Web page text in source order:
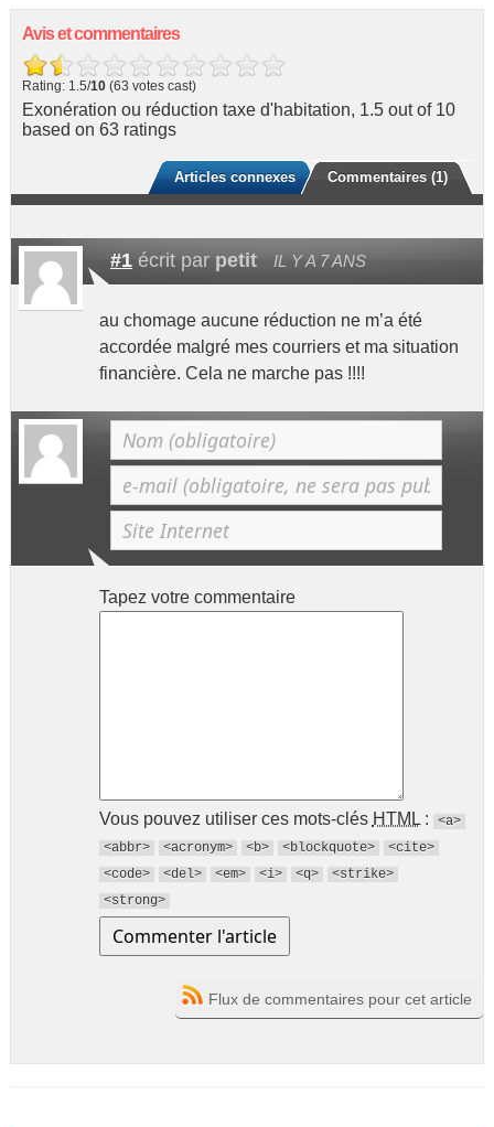
Avis et commentaires
Rating: 1.5/10(63 votes cast)
Exonération ou réduction taxe d'habitation, 1.5out of 10
based on 63ratings
Commentaires (1)
Articles connexes
#1écrit par petit IL Y A 7 ANS
au chomage aucune réduction ne m’a été
accordée malgré mes courriers et ma situation
financière. Cela ne marche pas !!!!
Tapez votre commentaire
Vous pouvez utiliser ces mots-clés HTML:
<a>
<abbr>
<acronym> <b> <blockquote>
<cite>
<code>
<del> <em> <i> <q>
<strike>
<strong>
Flux de commentaires pour cet article